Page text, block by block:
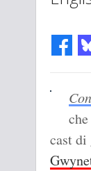
cast di